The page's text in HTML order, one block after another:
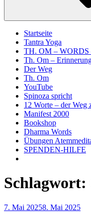
Startseite
Tantra Yoga
TH. OM –
Th. Om –
Der Weg
Th. Om
YouTube
Spinoza spricht
12 Worte – der Weg
Manifest 2000
Bookshop
Dharma Words
Übungen
SPENDEN-HILFE
Schlagwort:
Veröffentlicht
7. Mai 20258. Mai 2025